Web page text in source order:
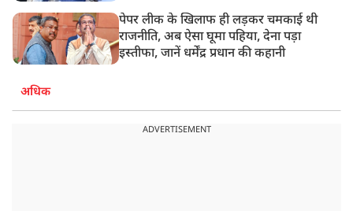
पेपर लीक के खिलाफ ही लड़कर चमकाई थी
राजनीति, अब ऐसा घूमा पहिया, देना पड़ा
इस्तीफा, जानें धर्मेंद्र प्रधान की कहानी
अधिक
ADVERTISEMENT